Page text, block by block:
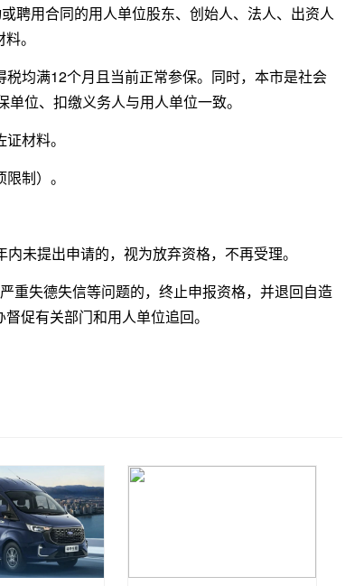
聘用合同的用人单位股东、创始人、法人、出资人
。
均满12个月且当前正常参保。同时，本市是社会
位、扣缴义务人与用人单位一致。
材料。
制）。
未提出申请的，视为放弃资格，不再受理。
重失德失信等问题的，终止申报资格，并退回自造
促有关部门和用人单位追回。